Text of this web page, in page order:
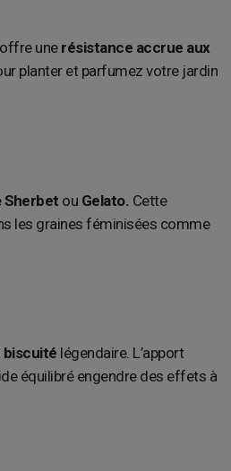
offre unerésistance accrue aux
planter et parfumez votre jardin
Sherbet ou Gelato. Cette
les graines féminisées comme
biscuité légendaire. L’apport
équilibré engendre des effets à